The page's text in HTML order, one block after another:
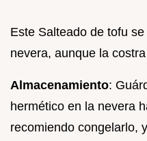
Este Salteado de tofu
nevera, aunque la
Almacenamiento:
hermético en la nevera
recomiendo congelarlo,